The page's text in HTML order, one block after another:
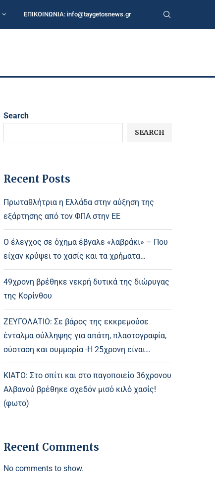
ΕΠΙΚΟΙΝΩΝΙΑ: info@taygetosnews.gr
Search
SEARCH
Recent Posts
Πρωταθλήτρια η Ελλάδα στην αύξηση της
εξάρτησης από τον ΦΠΑ στην ΕΕ
Ο έλεγχος σε όχημα έβγαλε «λαβράκι» – Που
είχαν κρύψει το χασίς και τα χρήματα…
49χρονη βρέθηκε νεκρή δυτικά της διώρυγας
της Κορίνθου
ΖΕΥΓΟΛΑΤΙΟ: Σε βάρος της εκκρεμούσε
ένταλμα σύλληψης για απάτη, πλαστογραφία,
σύσταση και συμμορία -Η 25χρονη είναι…
ΚΙΑΤΟ: Στο σπίτι και στο παγοποιείο 36χρονου
Αλβανού βρέθηκε σχεδόν μισό κιλό χασίς!
(φωτο)
Recent Comments
No comments to show.